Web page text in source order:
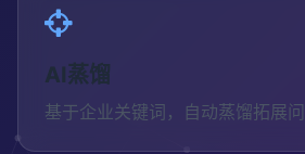
AI蒸馏
基于企业关键词，自动蒸馏拓展